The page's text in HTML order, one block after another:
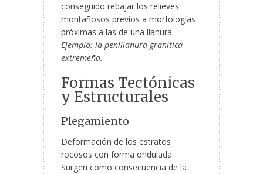
conseguido rebajar los relieves
montañosos previos a morfologías
próximas a las de una llanura.
Ejemplo: la penillanura granítica
extremeña.
Formas Tectónicas
y Estructurales
Plegamiento
Deformación de los estratos
rocosos con forma ondulada.
Surgen como consecuencia de la